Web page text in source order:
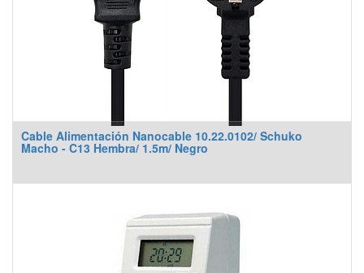
Cable Alimentación Nanocable 10.22.0102/ Schuko
Macho - C13 Hembra/ 1.5m/ Negro